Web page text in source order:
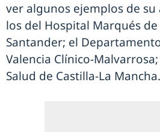
ver algunos ejemplos de
los del Hospital Marqués
Santander; el
Valencia Clínico-
Salud de Castilla-La Mancha.